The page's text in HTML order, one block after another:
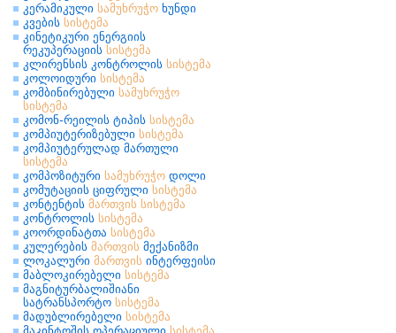
კერამიკული სამუხრუჭო ხუნდი
კვების სისტემა
კინეტიკური ენერგიის
რეკუპერაციის სისტემა
კლირენსის კონტროლის სისტემა
კოლოიდური სისტემა
კომბინირებული სამუხრუჭო
სისტემა
კომონ-რეილის ტიპის სისტემა
კომპიუტერიზებული სისტემა
კომპიუტერულად მართული
სისტემა
კომპოზიტური სამუხრუჭო დოლი
კომუტაციის ციფრული სისტემა
კონტენტის მართვის სისტემა
კონტროლის სისტემა
კოორდინატთა სისტემა
კულერების მართვის მექანიზმი
ლოკალური მართვის ინტერფეისი
მაბლოკირებელი სისტემა
მაგნიტურბალიშიანი
სატრანსპორტო სისტემა
მადუბლირებელი სისტემა